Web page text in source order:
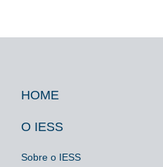
Footer
IESS
HOME
O IESS
Sobre o IESS
Footer
Biblioteca
Footer
Espaço
Imprensa